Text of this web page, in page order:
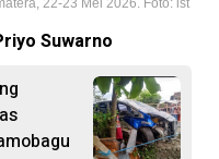
22-23 Mei 2026. Foto: ist
Suwarno